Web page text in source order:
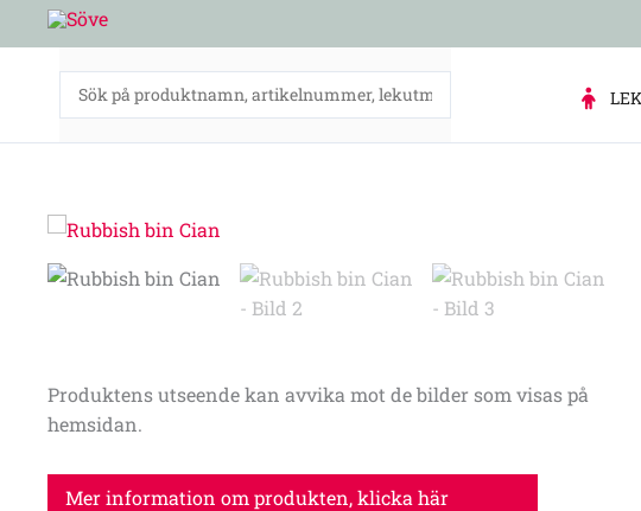
Hoppa
till
innehåll
Produktens utseende kan avvika mot de bilder som visas på
hemsidan.
Mer information om produkten, klicka här